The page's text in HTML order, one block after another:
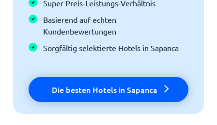
Super Preis-Leistungs-Verhältnis
Basierend auf echten
Kundenbewertungen
Sorgfältig selektierte Hotels in Sapanca
Die besten Hotels in Sapanca